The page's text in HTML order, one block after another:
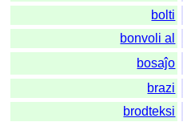
bolti
bonvoli al
bosaĵo
brazi
brodteksi